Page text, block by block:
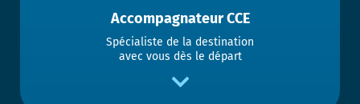
Accompagnateur CCE
Spécialiste de la destination
avec vous dès le départ